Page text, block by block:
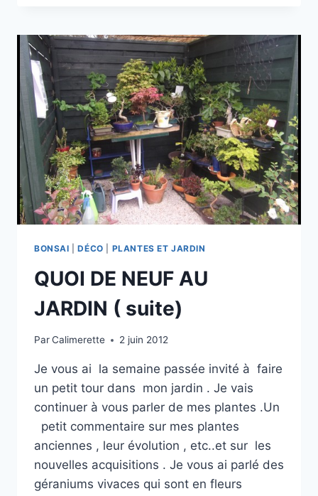
BONSAI |DÉCO PLANTES ET JARDIN
QUOI DE NEUF AU
JARDIN ( suite)
ParCalimerette 2 juin 2012
Je vous ai la semaine passée invité à faire
un petit tour dans mon jardin . Je vais
continuer à vous parler de mes plantes .Un
petit commentaire sur mes plantes
anciennes , leur évolution , etc..et sur les
nouvelles acquisitions . Je vous ai parlé des
géraniums vivaces qui sont en fleurs